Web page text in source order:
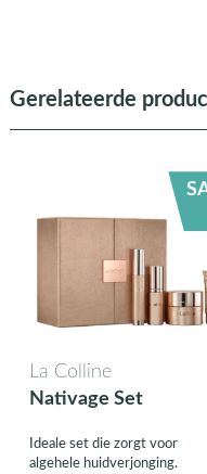
Gerelateerde
La Colline
Nativage Set
Ideale set die zorgt voor
algehele huidverjonging.